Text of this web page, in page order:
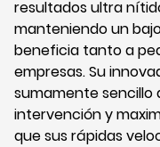
resultados ultra
manteniendo un
beneficia tanto a
empresas. Su
sumamente sencillo
intervención y
que sus rápidas